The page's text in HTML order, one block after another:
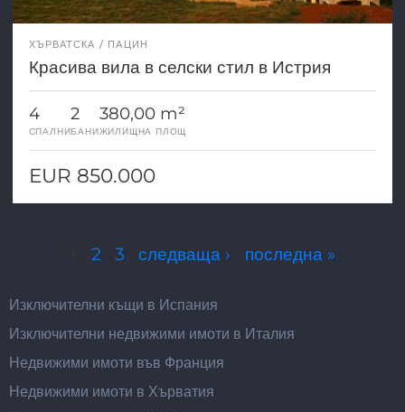
ХЪРВАТСКА ПАЦИН
Красива вила в селски стил в Истрия
4
СПАЛНИ
2
БАНИ
380,00 m²
ЖИЛИЩНА ПЛОЩ
EUR 850.000
Страници2 3 следваща › последна »
Изключителни къщи в Испания
Изключителни недвижими имоти в Италия
Недвижими имоти във Франция
Недвижими имоти в Хърватия